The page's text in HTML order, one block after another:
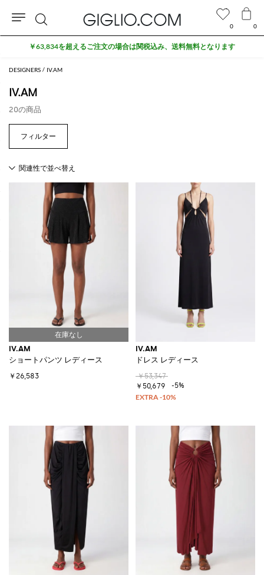
DESIGNERS IV.AM
IV.AM
20の商品
IV.AM
ショートパンツ レディース
￥26,583
IV.AM
ドレス レディース
￥53,347
￥50,679
-5%
0 0
検
索
￥63,834を超えるご注文の場合は関税込み、送料無料となります